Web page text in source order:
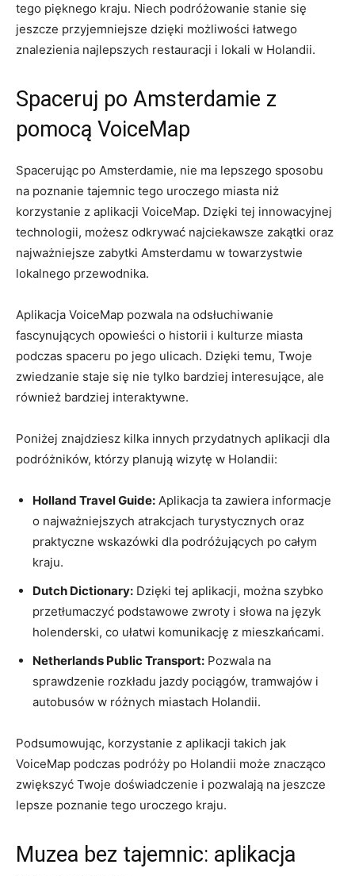
tego pięknego kraju. Niech ⁤podróżowanie stanie się​
jeszcze przyjemniejsze dzięki możliwości łatwego
znalezienia najlepszych⁣ restauracji i lokali w Holandii.
Spaceruj po Amsterdamie z
pomocą VoiceMap
Spacerując po Amsterdamie, nie​ ma lepszego sposobu⁤
na poznanie tajemnic ​tego uroczego miasta niż
korzystanie z aplikacji ​VoiceMap.‍ Dzięki tej innowacyjnej
technologii,⁢ możesz odkrywać ​najciekawsze zakątki oraz
najważniejsze zabytki Amsterdamu w towarzystwie
lokalnego przewodnika.
Aplikacja VoiceMap pozwala na odsłuchiwanie
fascynujących opowieści o historii i kulturze⁣ miasta
podczas ⁢spaceru po jego ulicach. Dzięki ⁢temu, Twoje
zwiedzanie staje się nie tylko bardziej interesujące,⁤ ale
również bardziej interaktywne.
Poniżej znajdziesz kilka‍ innych przydatnych aplikacji ‌dla
podróżników, którzy planują​ wizytę ⁢w Holandii:
Holland Travel Guide: Aplikacja ta ⁤zawiera informacje
o najważniejszych atrakcjach turystycznych oraz
praktyczne wskazówki dla‍ podróżujących po całym⁢
kraju.
Dutch Dictionary: Dzięki tej⁤ aplikacji, można ​szybko⁤
przetłumaczyć podstawowe zwroty i słowa na język
holenderski, co ułatwi komunikację z‍ mieszkańcami.
Netherlands Public Transport: Pozwala ⁣na⁣
sprawdzenie rozkładu jazdy pociągów, tramwajów i
autobusów w różnych miastach ​Holandii.
Podsumowując, korzystanie z aplikacji takich ⁣jak
VoiceMap ‍podczas ​podróży po Holandii może znacząco
zwiększyć Twoje doświadczenie i pozwalają ⁣na jeszcze
lepsze‍ poznanie tego‍ uroczego kraju.
Muzea​ bez tajemnic: aplikacja